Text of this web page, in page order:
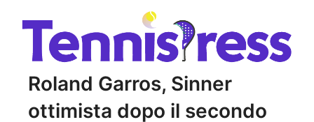
Roland Garros, Sinner
ottimista dopo il secondo